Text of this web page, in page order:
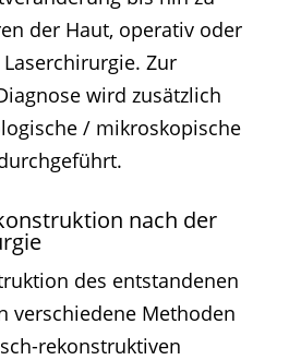
der Haut, operativ oder
Zur
wird zusätzlich
/ mikroskopische
nach der
des entstandenen
verschiedene Methoden
rekonstruktiven